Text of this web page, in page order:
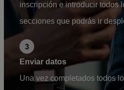
inscripción e introducir todos
secciones que podrás ir
Enviar datos
Una vez completados todos